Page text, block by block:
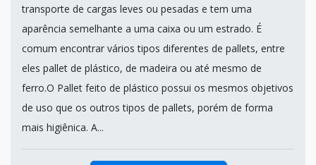
transporte de cargas leves ou pesadas e tem uma
aparência semelhante a uma caixa ou um estrado. É
comum encontrar vários tipos diferentes de pallets, entre
eles pallet de plástico, de madeira ou até mesmo de
ferro.O Pallet feito de plástico possui os mesmos objetivos
de uso que os outros tipos de pallets, porém de forma
mais higiênica. A...